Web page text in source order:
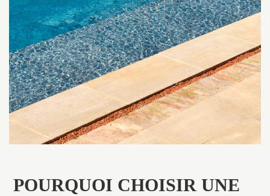
POURQUOI CHOISIR UNE